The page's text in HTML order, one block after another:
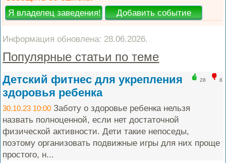
Информация обновлена: 28.06.2026.
Популярные статьи по теме
28 8
Детский фитнес для укрепления
здоровья ребенка
30.10.23 10:00 Заботу о здоровье ребенка нельзя
назвать полноценной, если нет достаточной
физической активности. Дети такие непоседы,
поэтому организовать подвижные игры для них проще
простого, н...